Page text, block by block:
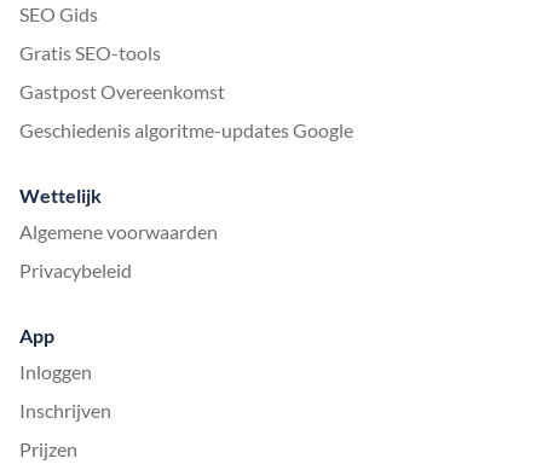
SEO Gids
Gratis SEO-tools
Gastpost Overeenkomst
Geschiedenis algoritme-updates Google
Wettelijk
Algemene voorwaarden
Privacybeleid
App
Inloggen
Inschrijven
Prijzen